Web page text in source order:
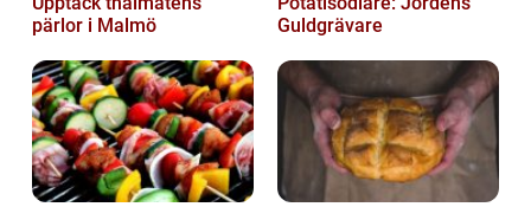
pärlor i Malmö
Guldgrävare